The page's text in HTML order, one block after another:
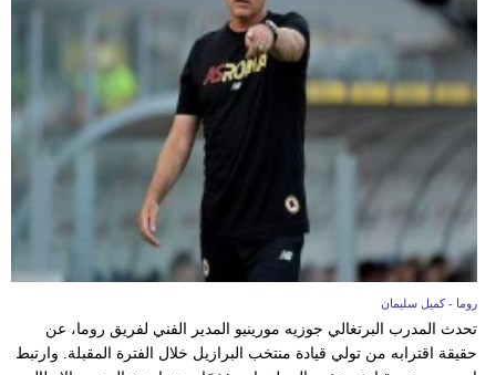
روما - كميل سليمان
تحدث المدرب البرتغالي جوزيه مورينيو المدير الفني لفريق روما، عن
حقيقة اقترابه من تولي قيادة منتخب البرازيل خلال الفترة المقبلة. وارتبط